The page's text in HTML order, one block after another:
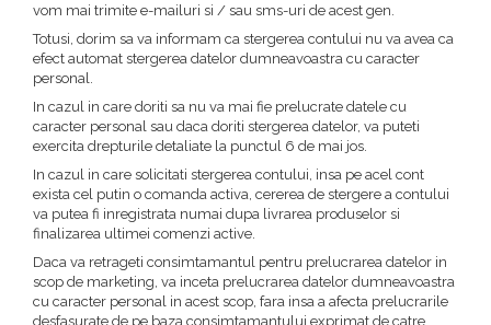
vom mai trimite e-mailuri si / sau sms-uri de acest gen.
Totusi, dorim sa va informam ca stergerea contului nu va avea ca
efect automat stergerea datelor dumneavoastra cu caracter
personal.
In cazul in care doriti sa nu va mai fie prelucrate datele cu
caracter personal sau daca doriti stergerea datelor, va puteti
exercita drepturile detaliate la punctul 6 de mai jos.
In cazul in care solicitati stergerea contului, insa pe acel cont
exista cel putin o comanda activa, cererea de stergere a contului
va putea fi inregistrata numai dupa livrarea produselor si
finalizarea ultimei comenzi active.
Daca va retrageti consimtamantul pentru prelucrarea datelor in
scop de marketing, va inceta prelucrarea datelor dumneavoastra
cu caracter personal in acest scop, fara insa a afecta prelucrarile
desfasurate de pe baza consimtamantului exprimat de catre